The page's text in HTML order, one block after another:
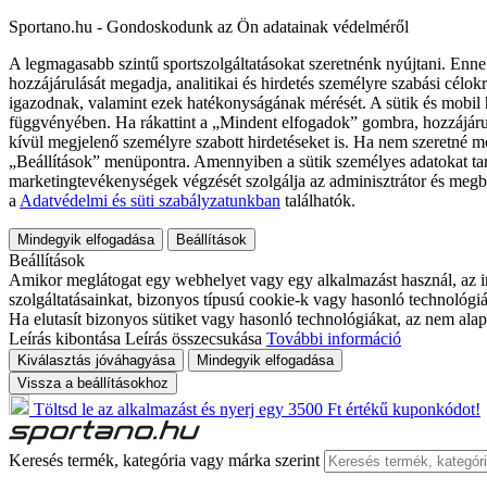
Sportano.hu - Gondoskodunk az Ön adatainak védelméről
A legmagasabb szintű sportszolgáltatásokat szeretnénk nyújtani.
hozzájárulását megadja, analitikai és hirdetés személyre szabási
igazodnak, valamint ezek hatékonyságának mérését. A sütik és
függvényében. Ha rákattint a „Mindent elfogadok” gombra,
kívül megjelenő személyre szabott hirdetéseket is. Ha nem szeretné
„Beállítások” menüpontra. Amennyiben a sütik személyes adatokat
marketingtevékenységek végzését szolgálja az adminisztrátor és
a Adatvédelmi és süti szabályzatunkban találhatók.
Mindegyik elfogadása Beállítások
Beállítások
Amikor meglátogat egy webhelyet vagy egy alkalmazást használ,
szolgáltatásainkat, bizonyos típusú cookie-k vagy hasonló
Ha elutasít bizonyos sütiket vagy hasonló technológiákat, az nem
Leírás kibontása Leírás összecsukása További információ
Kiválasztás jóváhagyása
Mindegyik elfogadása
Vissza a beállításokhoz
Töltsd le az alkalmazást és nyerj egy 3500 Ft értékű kuponkódot!
Keresés termék, kategória vagy márka szerint